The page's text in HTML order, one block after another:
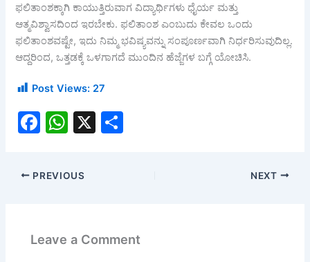
ಫಲಿತಾಂಶಕ್ಕಾಗಿ ಕಾಯುತ್ತಿರುವಾಗ ವಿದ್ಯಾರ್ಥಿಗಳು ಧೈರ್ಯ ಮತ್ತು
ಆತ್ಮವಿಶ್ವಾಸದಿಂದ ಇರಬೇಕು. ಫಲಿತಾಂಶ ಎಂಬುದು ಕೇವಲ ಒಂದು
ಫಲಿತಾಂಶವಷ್ಟೇ, ಇದು ನಿಮ್ಮ ಭವಿಷ್ಯವನ್ನು ಸಂಪೂರ್ಣವಾಗಿ ನಿರ್ಧರಿಸುವುದಿಲ್ಲ.
ಆದ್ದರಿಂದ, ಒತ್ತಡಕ್ಕೆ ಒಳಗಾಗದೆ ಮುಂದಿನ ಹೆಜ್ಜೆಗಳ ಬಗ್ಗೆ ಯೋಚಿಸಿ.
Post Views: 27
F
c
e
o
W
at
s
p
X
PREVIOUS NEXT
Leave a Comment